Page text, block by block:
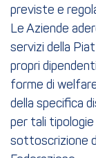
previste e
Le Aziende
servizi della
propri
forme di
della specifica
per tali
sottoscrizione